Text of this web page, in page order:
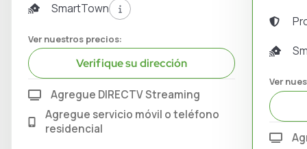
Ver nuestros precios:
Verifique su dirección
SmartTown
Agregue DIRECTV Streaming
Agregue servicio móvil o teléfono
residencial
Ver